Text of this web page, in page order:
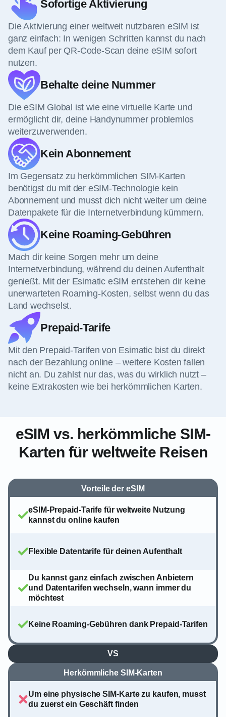
Sofortige Aktivierung
Die Aktivierung einer weltweit nutzbaren eSIM ist
ganz einfach: In wenigen Schritten kannst du nach
dem Kauf per QR-Code-Scan deine eSIM sofort
nutzen.
Behalte deine Nummer
Die eSIM Global ist wie eine virtuelle Karte und
ermöglicht dir, deine Handynummer problemlos
weiterzuverwenden.
Kein Abonnement
Im Gegensatz zu herkömmlichen SIM-Karten
benötigst du mit der eSIM-Technologie kein
Abonnement und musst dich nicht weiter um deine
Datenpakete für die Internetverbindung kümmern.
Keine Roaming-Gebühren
Mach dir keine Sorgen mehr um deine
Internetverbindung, während du deinen Aufenthalt
genießt. Mit der Esimatic eSIM entstehen dir keine
unerwarteten Roaming-Kosten, selbst wenn du das
Land wechselst.
Prepaid-Tarife
Mit den Prepaid-Tarifen von Esimatic bist du direkt
nach der Bezahlung online – weitere Kosten fallen
nicht an. Du zahlst nur das, was du wirklich nutzt –
keine Extrakosten wie bei herkömmlichen Karten.
eSIM vs. herkömmliche SIM-
Karten für weltweite Reisen
Vorteile der eSIM
eSIM-Prepaid-Tarife für weltweite Nutzung
kannst du online kaufen
Flexible Datentarife für deinen Aufenthalt
Du kannst ganz einfach zwischen Anbietern
und Datentarifen wechseln, wann immer du
möchtest
Keine Roaming-Gebühren dank Prepaid-Tarifen
VS
Herkömmliche SIM-Karten
Um eine physische SIM-Karte zu kaufen, musst
du zuerst ein Geschäft finden